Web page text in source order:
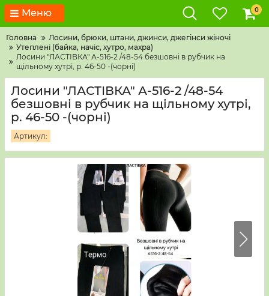
Меню 0
Головна
Лосини, брюки, штани, джинси, джегінси жіночі
Утеплені (байка, начіс, хутро, махра)
Лосини "ЛАСТІВКА" А-516-2 /48-54 безшовні в рубчик на
щільному хутрі, р. 46-50 -(чорні)
Лосини "ЛАСТІВКА" А-516-2 /48-54
безшовні в рубчик на щільному хутрі,
р. 46-50 -(чорні)
Артикул: